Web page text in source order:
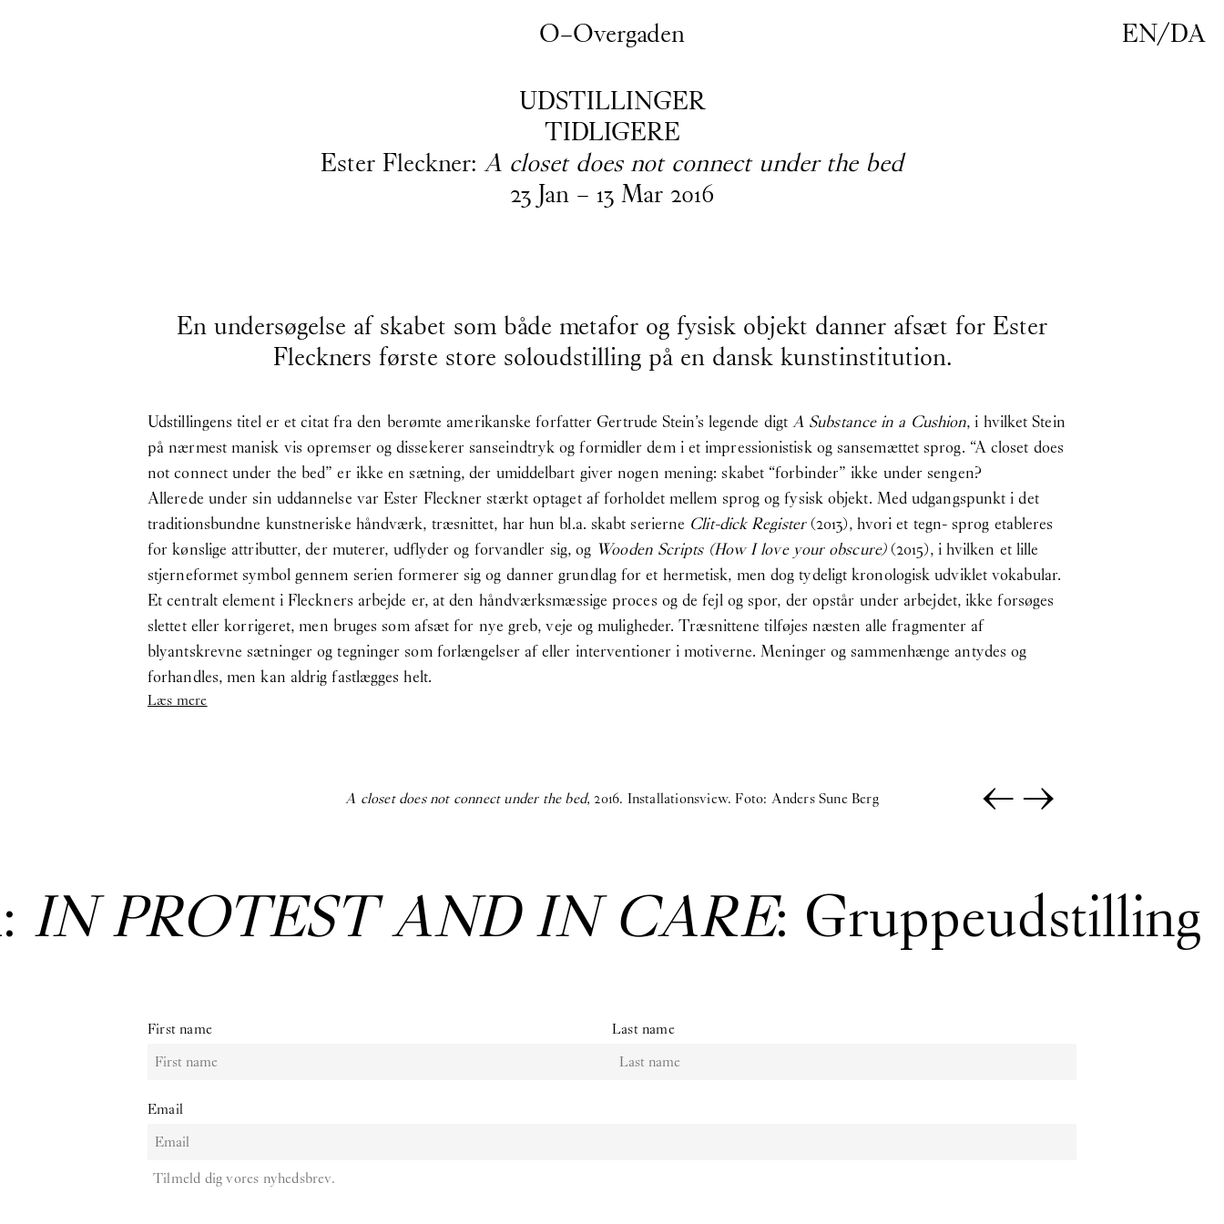
O–Overgaden EN/DA
UDSTILLINGER
TIDLIGERE
Ester Fleckner: A closet does not connect under the bed
23 Jan – 13 Mar 2016
En undersøgelse af skabet som både metafor og fysisk objekt danner afsæt for Ester
Fleckners første store soloudstilling på en dansk kunstinstitution.
Udstillingens titel er et citat fra den berømte amerikanske forfatter Gertrude Stein’s legende digt A Substance in a Cushion, i hvilket Stein
på nærmest manisk vis opremser og dissekerer sanseindtryk og formidler dem i et impressionistisk og sansemættet sprog. “A closet does
not connect under the bed” er ikke en sætning, der umiddelbart giver nogen mening: skabet “forbinder” ikke under sengen?
Allerede under sin uddannelse var Ester Fleckner stærkt optaget af forholdet mellem sprog og fysisk objekt. Med udgangspunkt i det
traditionsbundne kunstneriske håndværk, træsnittet, har hun bl.a. skabt serierne Clit-dick Register(2013), hvori et tegn- sprog etableres
for kønslige attributter, der muterer, udflyder og forvandler sig, og Wooden Scripts (How I love your obscure)(2015), i hvilken et lille
stjerneformet symbol gennem serien formerer sig og danner grundlag for et hermetisk, men dog tydeligt kronologisk udviklet vokabular.
Et centralt element i Fleckners arbejde er, at den håndværksmæssige proces og de fejl og spor, der opstår under arbejdet, ikke forsøges
slettet eller korrigeret, men bruges som afsæt for nye greb, veje og muligheder. Træsnittene tilføjes næsten alle fragmenter af
blyantskrevne sætninger og tegninger som forlængelser af eller interventioner i motiverne. Meninger og sammenhænge antydes og
forhandles, men kan aldrig fastlægges helt.
Læs mere
←→
A closet does not connect under the bed, 2016. Installationsview. Foto: Anders Sune Berg
IN PROTEST AND IN CARE: Gruppeudstilling
First name Last name
Email
Tilmeld dig vores nyhedsbrev.